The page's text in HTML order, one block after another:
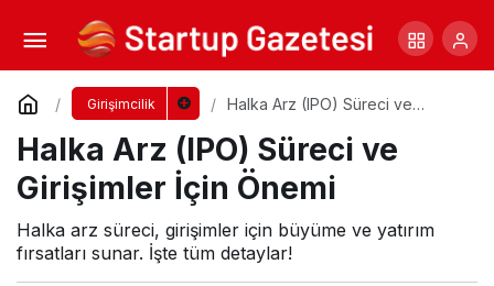
Girişimcilik
Halka Arz (IPO) Süreci ve
Halka Arz (IPO) Süreci ve
Girişimler İçin Önemi
Halka arz süreci, girişimler için büyüme ve yatırım
fırsatları sunar. İşte tüm detaylar!
Kitap Kulübü ve Normal Sözlük Hakkında
Yorum Yap Paylaş